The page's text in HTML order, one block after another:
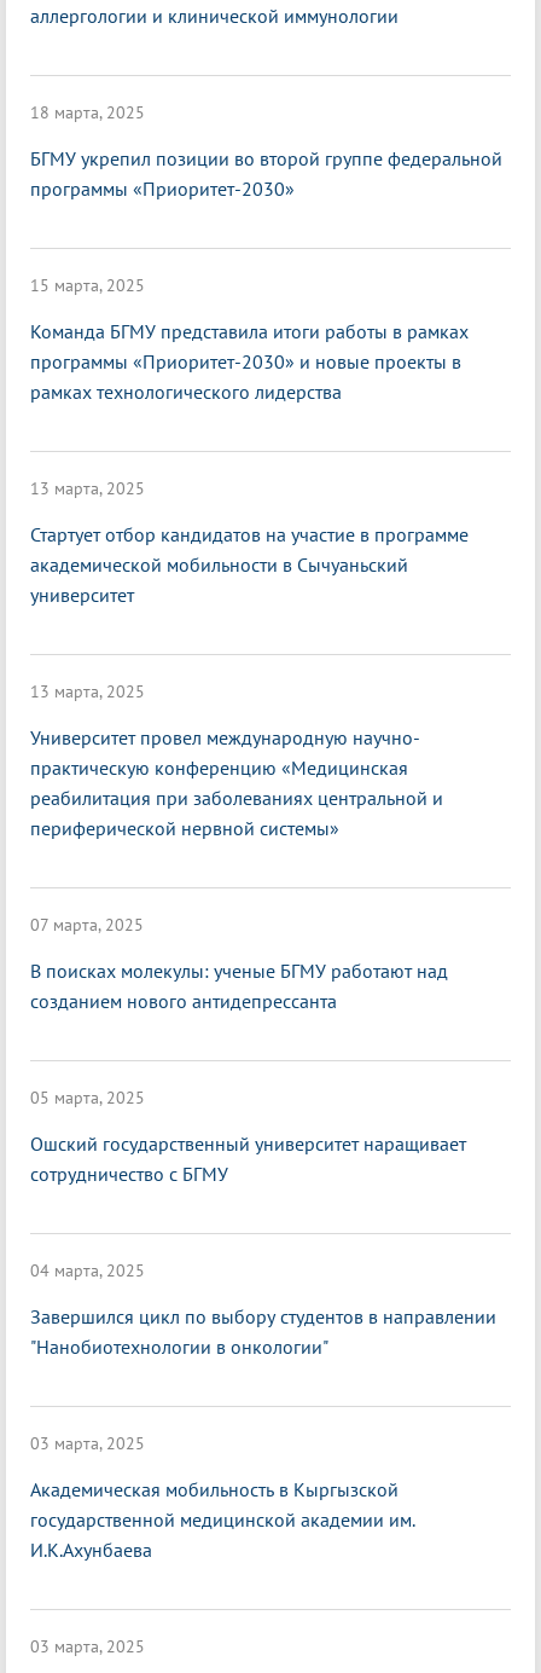
аллергологии и клинической иммунологии
18 марта, 2025
БГМУ укрепил позиции во второй группе федеральной
программы «Приоритет-2030»
15 марта, 2025
Команда БГМУ представила итоги работы в рамках
программы «Приоритет-2030» и новые проекты в
рамках технологического лидерства
13 марта, 2025
Стартует отбор кандидатов на участие в программе
академической мобильности в Сычуаньский
университет
13 марта, 2025
Университет провел международную научно-
практическую конференцию «Медицинская
реабилитация при заболеваниях центральной и
периферической нервной системы»
07 марта, 2025
В поисках молекулы: ученые БГМУ работают над
созданием нового антидепрессанта
05 марта, 2025
Ошский государственный университет наращивает
сотрудничество с БГМУ
04 марта, 2025
Завершился цикл по выбору студентов в направлении
"Нанобиотехнологии в онкологии"
03 марта, 2025
Академическая мобильность в Кыргызской
государственной медицинской академии им.
И.К.Ахунбаева
03 марта, 2025